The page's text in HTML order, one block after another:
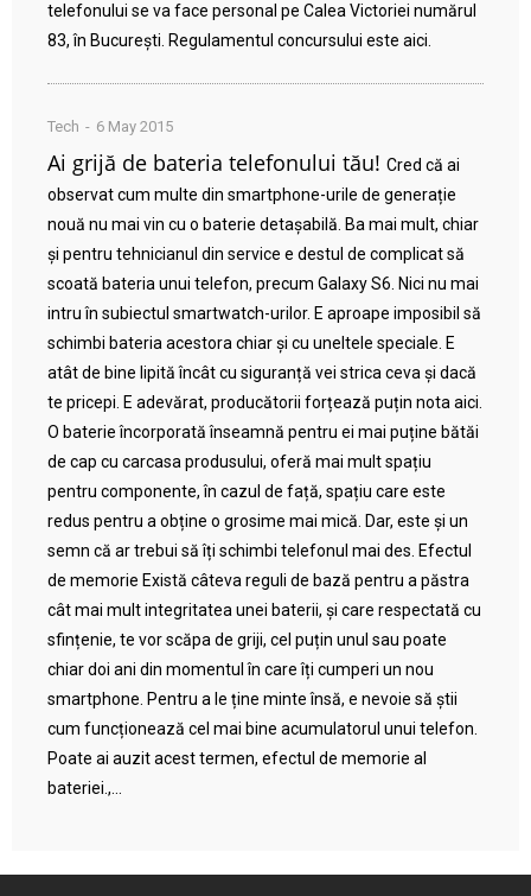
telefonului se va face personal pe Calea Victoriei numărul
83, în București. Regulamentul concursului este aici.
Tech 6 May 2015
Ai grijă de bateria telefonului tău! Cred că ai
observat cum multe din smartphone-urile de generație
nouă nu mai vin cu o baterie detașabilă. Ba mai mult, chiar
și pentru tehnicianul din service e destul de complicat să
scoată bateria unui telefon, precum Galaxy S6. Nici nu mai
intru în subiectul smartwatch-urilor. E aproape imposibil să
schimbi bateria acestora chiar și cu uneltele speciale. E
atât de bine lipită încât cu siguranță vei strica ceva și dacă
te pricepi. E adevărat, producătorii forțează puțin nota aici.
O baterie încorporată înseamnă pentru ei mai puține bătăi
de cap cu carcasa produsului, oferă mai mult spațiu
pentru componente, în cazul de față, spațiu care este
redus pentru a obține o grosime mai mică. Dar, este și un
semn că ar trebui să îți schimbi telefonul mai des. Efectul
de memorie Există câteva reguli de bază pentru a păstra
cât mai mult integritatea unei baterii, și care respectată cu
sfințenie, te vor scăpa de griji, cel puțin unul sau poate
chiar doi ani din momentul în care îți cumperi un nou
smartphone. Pentru a le ține minte însă, e nevoie să știi
cum funcționează cel mai bine acumulatorul unui telefon.
Poate ai auzit acest termen, efectul de memorie al
bateriei.,...